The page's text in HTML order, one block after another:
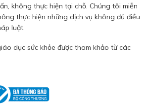
không thực hiện tại chỗ. Chúng tôi miễn
thực hiện những dịch vụ không đủ điều
luật.
dục sức khỏe được tham khảo từ các